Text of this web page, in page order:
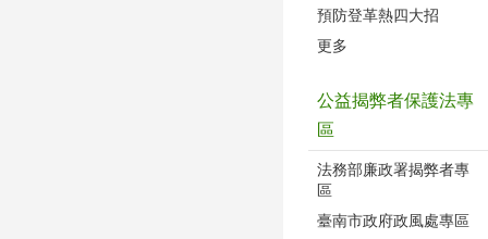
預防登革熱四大招
更多
公益揭弊者保護法專
區
法務部廉政署揭弊者專
區
臺南市政府政風處專區